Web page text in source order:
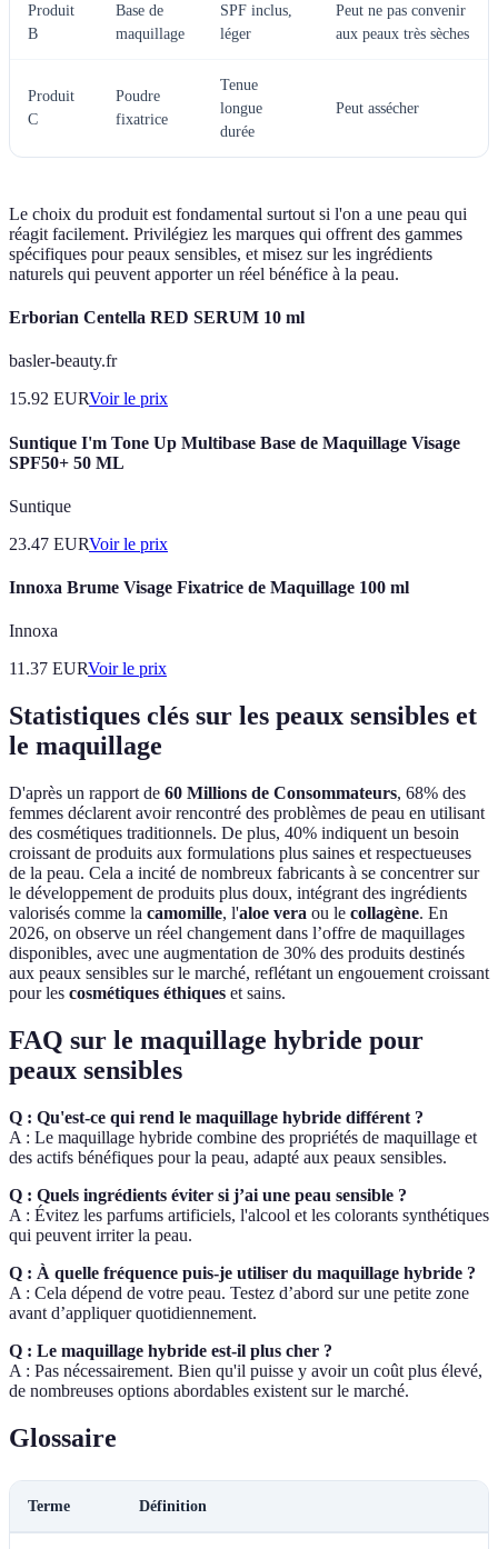
Produit
B
Base de
maquillage
SPF inclus,
léger
Peut ne pas convenir
aux peaux très sèches
Produit
C
Poudre
fixatrice
Tenue
longue
durée
Peut assécher
Le choix du produit est fondamental surtout si l'on a une peau qui
réagit facilement. Privilégiez les marques qui offrent des gammes
spécifiques pour peaux sensibles, et misez sur les ingrédients
naturels qui peuvent apporter un réel bénéfice à la peau.
Erborian Centella RED SERUM 10 ml
basler-beauty.fr
15.92 EURVoir le prix
Suntique I'm Tone Up Multibase Base de Maquillage Visage
SPF50+ 50 ML
Suntique
23.47 EURVoir le prix
Innoxa Brume Visage Fixatrice de Maquillage 100 ml
Innoxa
11.37 EURVoir le prix
Statistiques clés sur les peaux sensibles et
le maquillage
D'après un rapport de 60 Millions de Consommateurs, 68% des
femmes déclarent avoir rencontré des problèmes de peau en utilisant
des cosmétiques traditionnels. De plus, 40% indiquent un besoin
croissant de produits aux formulations plus saines et respectueuses
de la peau. Cela a incité de nombreux fabricants à se concentrer sur
le développement de produits plus doux, intégrant des ingrédients
valorisés comme la camomille, l'aloe vera ou le collagène. En
2026, on observe un réel changement dans l’offre de maquillages
disponibles, avec une augmentation de 30% des produits destinés
aux peaux sensibles sur le marché, reflétant un engouement croissant
pour les cosmétiques éthiques et sains.
FAQ sur le maquillage hybride pour
peaux sensibles
Q : Qu'est-ce qui rend le maquillage hybride différent ?
A : Le maquillage hybride combine des propriétés de maquillage et
des actifs bénéfiques pour la peau, adapté aux peaux sensibles.
Q : Quels ingrédients éviter si j’ai une peau sensible ?
A : Évitez les parfums artificiels, l'alcool et les colorants synthétiques
qui peuvent irriter la peau.
Q : À quelle fréquence puis-je utiliser du maquillage hybride ?
A : Cela dépend de votre peau. Testez d’abord sur une petite zone
avant d’appliquer quotidiennement.
Q : Le maquillage hybride est-il plus cher ?
A : Pas nécessairement. Bien qu'il puisse y avoir un coût plus élevé,
de nombreuses options abordables existent sur le marché.
Glossaire
Terme Définition